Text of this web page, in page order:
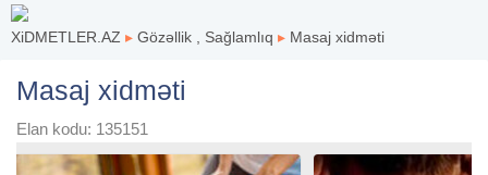
XiDMETLER.AZ ▸ Gözəllik , Sağlamlıq ▸ Masaj xidməti
Masaj xidməti
Elan kodu: 135151